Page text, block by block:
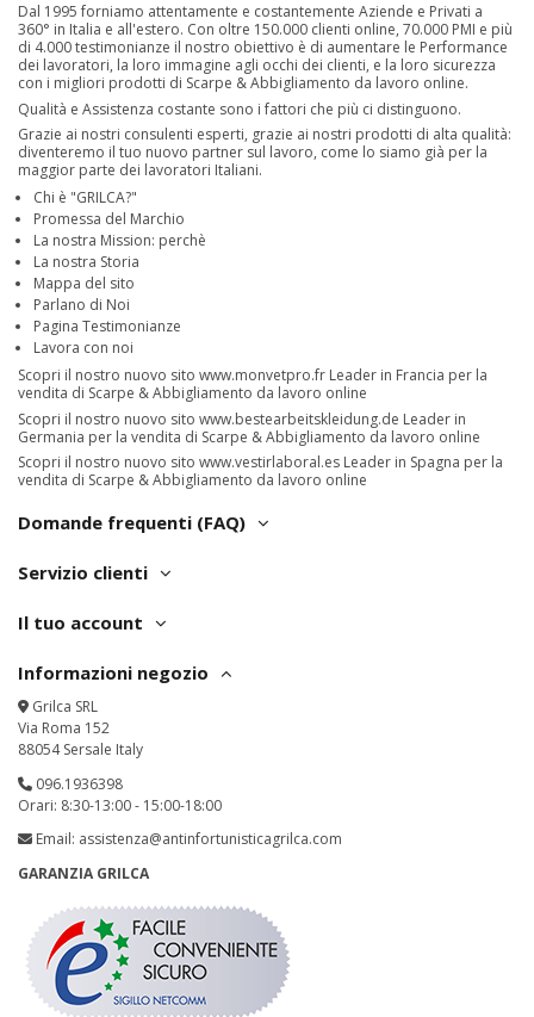
Dal 1995 forniamo attentamente e costantemente Aziende e Privati a
360° in Italia e all'estero. Con oltre 150.000 clienti online, 70.000 PMI e più
di 4.000 testimonianze il nostro obiettivo è di aumentare le Performance
dei lavoratori, la loro immagine agli occhi dei clienti, e la loro sicurezza
con i migliori prodotti di Scarpe & Abbigliamento da lavoro online.
Qualità e Assistenza costante sono i fattori che più ci distinguono.
Grazie ai nostri consulenti esperti, grazie ai nostri prodotti di alta qualità:
diventeremo il tuo nuovo partner sul lavoro, come lo siamo già per la
maggior parte dei lavoratori Italiani.
Chi è "GRILCA?"
Promessa del Marchio
La nostra Mission: perchè
La nostra Storia
Mappa del sito
Parlano di Noi
Pagina Testimonianze
Lavora con noi
Scopri il nostro nuovo sito www.monvetpro.fr Leader in Francia per la
vendita di Scarpe & Abbigliamento da lavoro online
Scopri il nostro nuovo sito www.bestearbeitskleidung.de Leader in
Germania per la vendita di Scarpe & Abbigliamento da lavoro online
Scopri il nostro nuovo sito www.vestirlaboral.es Leader in Spagna per la
vendita di Scarpe & Abbigliamento da lavoro online
Domande frequenti (FAQ)
Servizio clienti
Il tuo account
Informazioni negozio
Grilca SRL
Via Roma 152
88054 Sersale Italy
096.1936398
Orari: 8:30-13:00 - 15:00-18:00
Email: assistenza@antinfortunisticagrilca.com
GARANZIA GRILCA